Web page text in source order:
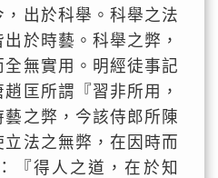
出於科舉。科舉之法
於時藝。科舉之弊，
無實用。明經徒事記
匡所謂『習非所用，
之弊，今該侍郎所陳
法之無弊，在因時而
『得人之道，在於知